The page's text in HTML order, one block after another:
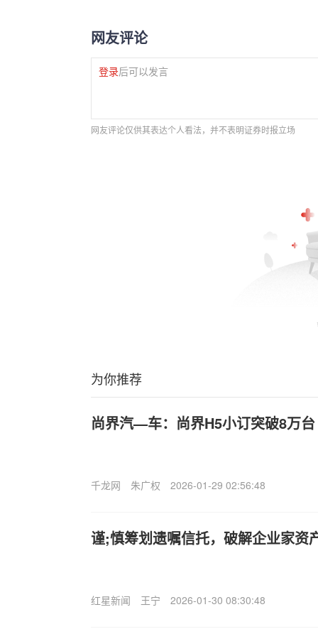
网友评论
登录后可以发言
网友评论仅供其表达个人看法，并不表明证券时报立场
为你推荐
尚界汽—车：尚界H5小订突破8万台
千龙网 朱广权 2026-01-29 02:56:48
谨;慎筹划遗嘱信托，破解企业家资
红星新闻 王宁 2026-01-30 08:30:48